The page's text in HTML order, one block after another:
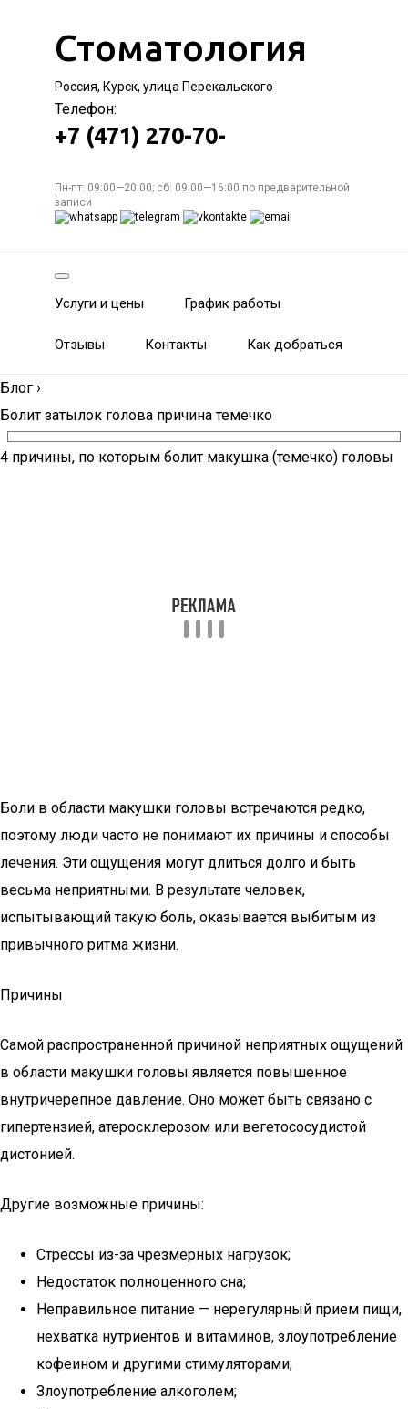
Стоматология
Россия, Курск, улица Перекальского
Телефон:
+7 (471) 270-70-
Пн-пт: 09:00—20:00; сб: 09:00—16:00 по предварительной
записи
Услуги и цены График работы
Отзывы Контакты Как добраться
Блог ›
Болит затылок голова причина темечко
4 причины, по которым болит макушка (темечко) головы
Боли в области макушки головы встречаются редко,
поэтому люди часто не понимают их причины и способы
лечения. Эти ощущения могут длиться долго и быть
весьма неприятными. В результате человек,
испытывающий такую боль, оказывается выбитым из
привычного ритма жизни.
Причины
Самой распространенной причиной неприятных ощущений
в области макушки головы является повышенное
внутричерепное давление. Оно может быть связано с
гипертензией, атеросклерозом или вегетососудистой
дистонией.
Другие возможные причины:
Стрессы из-за чрезмерных нагрузок;
Недостаток полноценного сна;
Неправильное питание — нерегулярный прием пищи,
нехватка нутриентов и витаминов, злоупотребление
кофеином и другими стимуляторами;
Злоупотребление алкоголем;